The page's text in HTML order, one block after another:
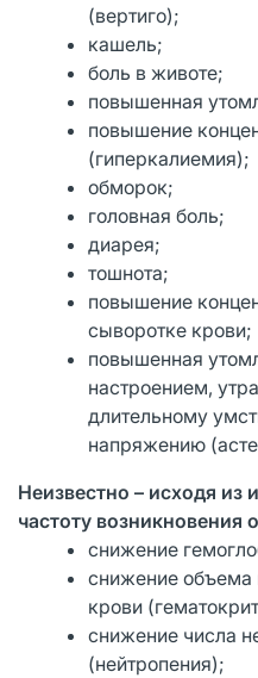
(вертиго);
кашель;
боль в животе;
повышенная
повышение
(гиперкалиемия);
обморок;
головная боль;
диарея;
тошнота;
повышение
сыворотке крови;
повышенная
настроением,
длительному
напряжению
Неизвестно – исходя
частоту
снижение
снижение объема
крови
снижение числа
(нейтропения);